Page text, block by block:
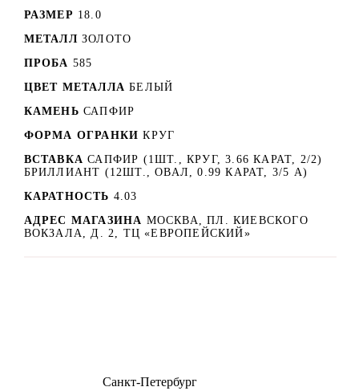
РАЗМЕР 18.0
МЕТАЛЛ ЗОЛОТО
ПРОБА 585
ЦВЕТ МЕТАЛЛА БЕЛЫЙ
КАМЕНЬ САПФИР
ФОРМА ОГРАНКИ КРУГ
ВСТАВКА САПФИР (1ШТ., КРУГ, 3.66 КАРАТ, 2/2)
БРИЛЛИАНТ (12ШТ., ОВАЛ, 0.99 КАРАТ, 3/5 А)
КАРАТНОСТЬ 4.03
АДРЕС МАГАЗИНА МОСКВА, ПЛ. КИЕВСКОГО
ВОКЗАЛА, Д. 2, ТЦ «ЕВРОПЕЙСКИЙ»
Санкт-Петербург